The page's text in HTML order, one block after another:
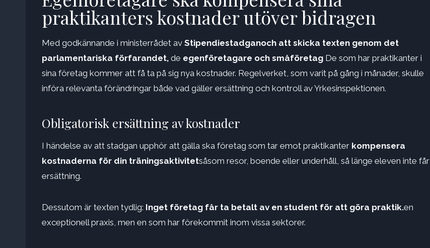
praktikanters kostnader utöver bidragen
Med godkännande i ministerrådet av Stipendiestadganoch att skicka texten genom det
parlamentariska förfarandet, de egenföretagare och småföretag De som har praktikanter i
sina företag kommer att få ta på sig nya kostnader. Regelverket, som varit på gång i månader, skulle
införa relevanta förändringar både vad gäller ersättning och kontroll av Yrkesinspektionen.
Obligatorisk ersättning av kostnader
I händelse av att stadgan upphör att gälla ska företag som tar emot praktikanter kompensera
kostnaderna för din träningsaktivitetsåsom resor, boende eller underhåll, så länge eleven inte får
ersättning.
Dessutom är texten tydlig: Inget företag får ta betalt av en student för att göra praktik.en
exceptionell praxis, men en som har förekommit inom vissa sektorer.